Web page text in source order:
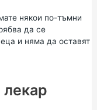
някои по-тъмни
да се
и няма да оставят
лекар